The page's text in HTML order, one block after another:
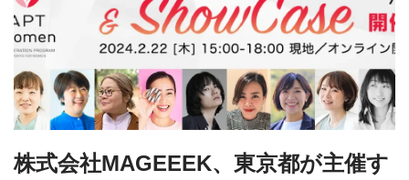
株式会社MAGEEEK、東京都が主催す